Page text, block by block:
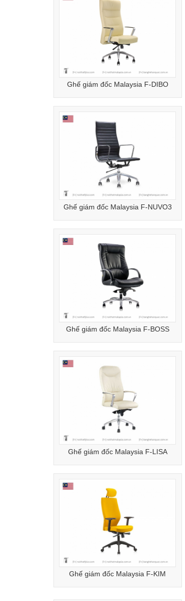
Ghế giám đốc Malaysia F-DIBO
Ghế giám đốc Malaysia F-NUVO3
Ghế giám đốc Malaysia F-BOSS
Ghế giám đốc Malaysia F-LISA
Ghế giám đốc Malaysia F-KIM